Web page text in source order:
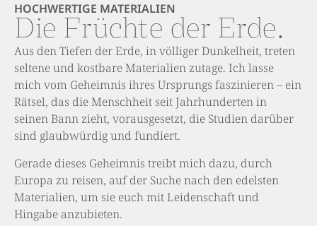
HOCHWERTIGE MATERIALIEN
Die Früchte der Erde.
Aus den Tiefen der Erde, in völliger Dunkelheit, treten
seltene und kostbare Materialien zutage. Ich lasse
mich vom Geheimnis ihres Ursprungs faszinieren – ein
Rätsel, das die Menschheit seit Jahrhunderten in
seinen Bann zieht, vorausgesetzt, die Studien darüber
sind glaubwürdig und fundiert.
Gerade dieses Geheimnis treibt mich dazu, durch
Europa zu reisen, auf der Suche nach den edelsten
Materialien, um sie euch mit Leidenschaft und
Hingabe anzubieten.